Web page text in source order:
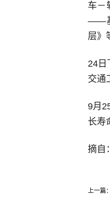
车－
——基
层》
24日
交通
9月
长寿
摘自
上一篇：